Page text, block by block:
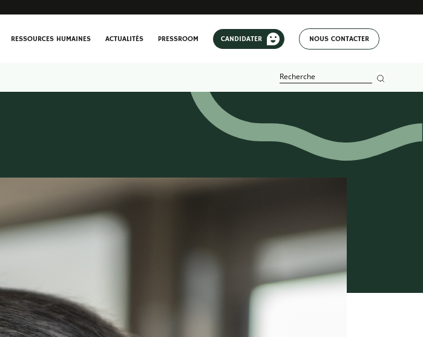
RESSOURCES HUMAINES ACTUALITÉS PRESSROOM CANDIDATER NOUS CONTACTER